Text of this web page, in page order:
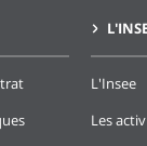
L'Insee
Les